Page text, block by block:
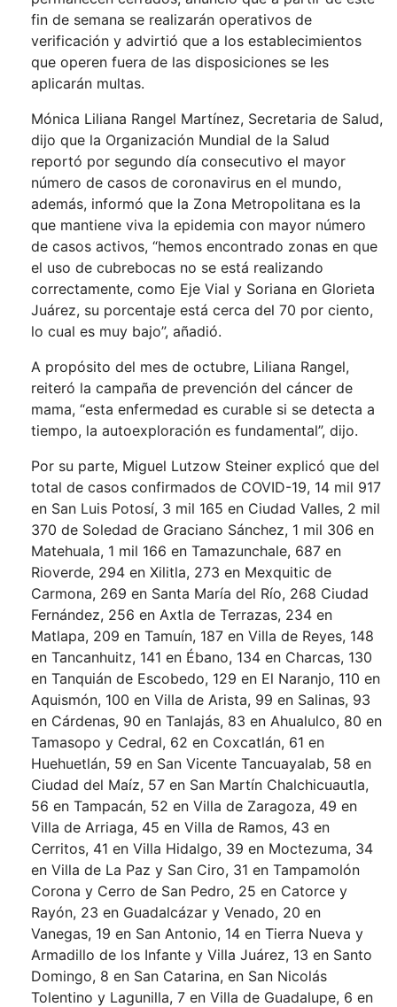
fin de semana se realizarán operativos de
verificación y advirtió que a los establecimientos
que operen fuera de las disposiciones se les
aplicarán multas.
Mónica Liliana Rangel Martínez, Secretaria de Salud,
dijo que la Organización Mundial de la Salud
reportó por segundo día consecutivo el mayor
número de casos de coronavirus en el mundo,
además, informó que la Zona Metropolitana es la
que mantiene viva la epidemia con mayor número
de casos activos, “hemos encontrado zonas en que
el uso de cubrebocas no se está realizando
correctamente, como Eje Vial y Soriana en Glorieta
Juárez, su porcentaje está cerca del 70 por ciento,
lo cual es muy bajo”, añadió.
A propósito del mes de octubre, Liliana Rangel,
reiteró la campaña de prevención del cáncer de
mama, “esta enfermedad es curable si se detecta a
tiempo, la autoexploración es fundamental”, dijo.
Por su parte, Miguel Lutzow Steiner explicó que del
total de casos confirmados de COVID-19, 14 mil 917
en San Luis Potosí, 3 mil 165 en Ciudad Valles, 2 mil
370 de Soledad de Graciano Sánchez, 1 mil 306 en
Matehuala, 1 mil 166 en Tamazunchale, 687 en
Rioverde, 294 en Xilitla, 273 en Mexquitic de
Carmona, 269 en Santa María del Río, 268 Ciudad
Fernández, 256 en Axtla de Terrazas, 234 en
Matlapa, 209 en Tamuín, 187 en Villa de Reyes, 148
en Tancanhuitz, 141 en Ébano, 134 en Charcas, 130
en Tanquián de Escobedo, 129 en El Naranjo, 110 en
Aquismón, 100 en Villa de Arista, 99 en Salinas, 93
en Cárdenas, 90 en Tanlajás, 83 en Ahualulco, 80 en
Tamasopo y Cedral, 62 en Coxcatlán, 61 en
Huehuetlán, 59 en San Vicente Tancuayalab, 58 en
Ciudad del Maíz, 57 en San Martín Chalchicuautla,
56 en Tampacán, 52 en Villa de Zaragoza, 49 en
Villa de Arriaga, 45 en Villa de Ramos, 43 en
Cerritos, 41 en Villa Hidalgo, 39 en Moctezuma, 34
en Villa de La Paz y San Ciro, 31 en Tampamolón
Corona y Cerro de San Pedro, 25 en Catorce y
Rayón, 23 en Guadalcázar y Venado, 20 en
Vanegas, 19 en San Antonio, 14 en Tierra Nueva y
Armadillo de los Infante y Villa Juárez, 13 en Santo
Domingo, 8 en San Catarina, en San Nicolás
Tolentino y Lagunilla, 7 en Villa de Guadalupe, 6 en